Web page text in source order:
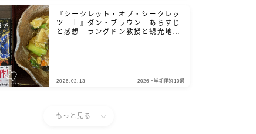
『シークレット・オブ・シークレッ
ツ 上』ダン・ブラウン あらすじ
と感想｜ラングドン教授と観光地を
2026.02.13 2026上半期僕的10選
もっと見る